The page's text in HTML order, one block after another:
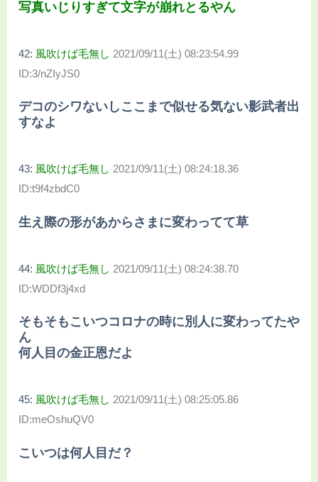
写真いじりすぎて文字が崩れとるやん
42: 風吹けば毛無し 2021/09/11(土) 08:23:54.99
ID:3/nZIyJS0
デコのシワないしここまで似せる気ない影武者出
すなよ
43: 風吹けば毛無し 2021/09/11(土) 08:24:18.36
ID:t9f4zbdC0
生え際の形があからさまに変わってて草
44: 風吹けば毛無し 2021/09/11(土) 08:24:38.70
ID:WDDf3j4xd
そもそもこいつコロナの時に別人に変わってたや
ん
何人目の金正恩だよ
45: 風吹けば毛無し 2021/09/11(土) 08:25:05.86
ID:meOshuQV0
こいつは何人目だ？